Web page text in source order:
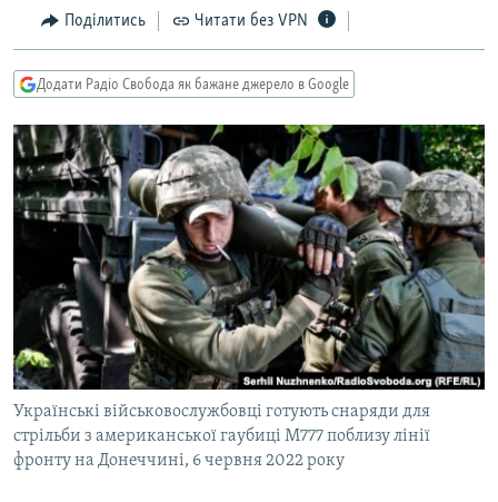
Перейти
до
пошуку
СУСПІЛЬСТВО
УКРАЇНА
СВІТ
ДОНБАС.РЕАЛІЇ
ТИ ЯК?
СХЕМИ
КИТАЙ.ВИКЛИКИ
МУЛЬТИМЕДІА
СПЕЦПРОЄКТИ
ПОДКАСТИ
КРИМ РЕАЛІЇ
РУС
УКР
Поділитись Читати без VPN
Додати Радіо Свобода як бажане джерело в Google
Українські військовослужбовці готують снаряди для
стрільби з американської гаубиці M777 поблизу лінії
фронту на Донеччині, 6 червня 2022 року